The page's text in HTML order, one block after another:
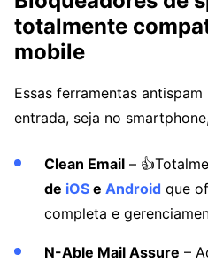
totalmente
mobile
Essas ferramentas
entrada, seja no
Clean Email –
de iOS e Android que
completa e
N-Able Mail Assure –